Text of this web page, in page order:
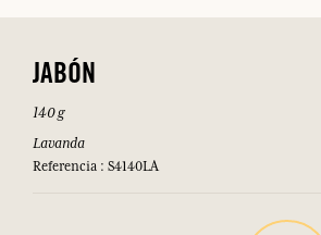
JABÓN
140 g
Lavanda
Referencia : S4140LA